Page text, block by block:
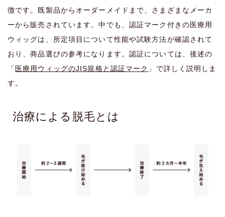
徴です。既製品からオーダーメイドまで、さまざまなメーカ
ーから販売されています。中でも、認証マーク付きの医療用
ウィッグは、所定項目について性能や試験方法が確認されて
おり、商品選びの参考になります。認証については、後述の
「 医療用ウィッグのJIS規格と認証マーク 」で詳しく説明しま
す。
治療による脱毛とは